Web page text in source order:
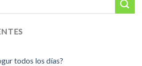
todos los días?